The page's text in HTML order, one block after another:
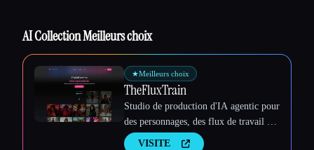
AI Collection Meilleurs choix
★Meilleurs choix
TheFluxTrain
Studio de production d'IA agentic pour
des personnages, des flux de travail et
des vidéos cohérents
VISITE